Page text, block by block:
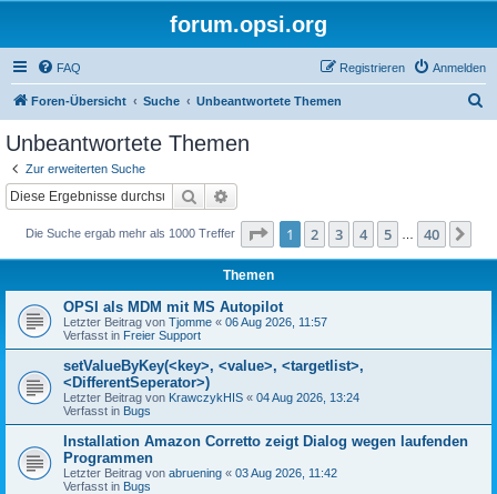
forum.opsi.org
FAQ Anmelden
Registrieren
Foren-Übersicht Suche Unbeantwortete Themen
Unbeantwortete Themen
Zur erweiterten Suche
Suche
Die Suche ergab mehr als 1000 Treffer Seite 1von 40
1 2 3 4 5 40
Themen
OPSI als MDM mit MS Autopilot
Letzter Beitrag von Tjomme « 06 Aug 2026, 11:57
Verfasst in Freier Support
setValueByKey(<key>, <value>, <targetlist>,
<DifferentSeperator>)
Letzter Beitrag von KrawczykHIS « 04 Aug 2026, 13:24
Verfasst in Bugs
Installation Amazon Corretto zeigt Dialog wegen laufenden
Programmen
Letzter Beitrag von abruening « 03 Aug 2026, 11:42
Verfasst in Bugs